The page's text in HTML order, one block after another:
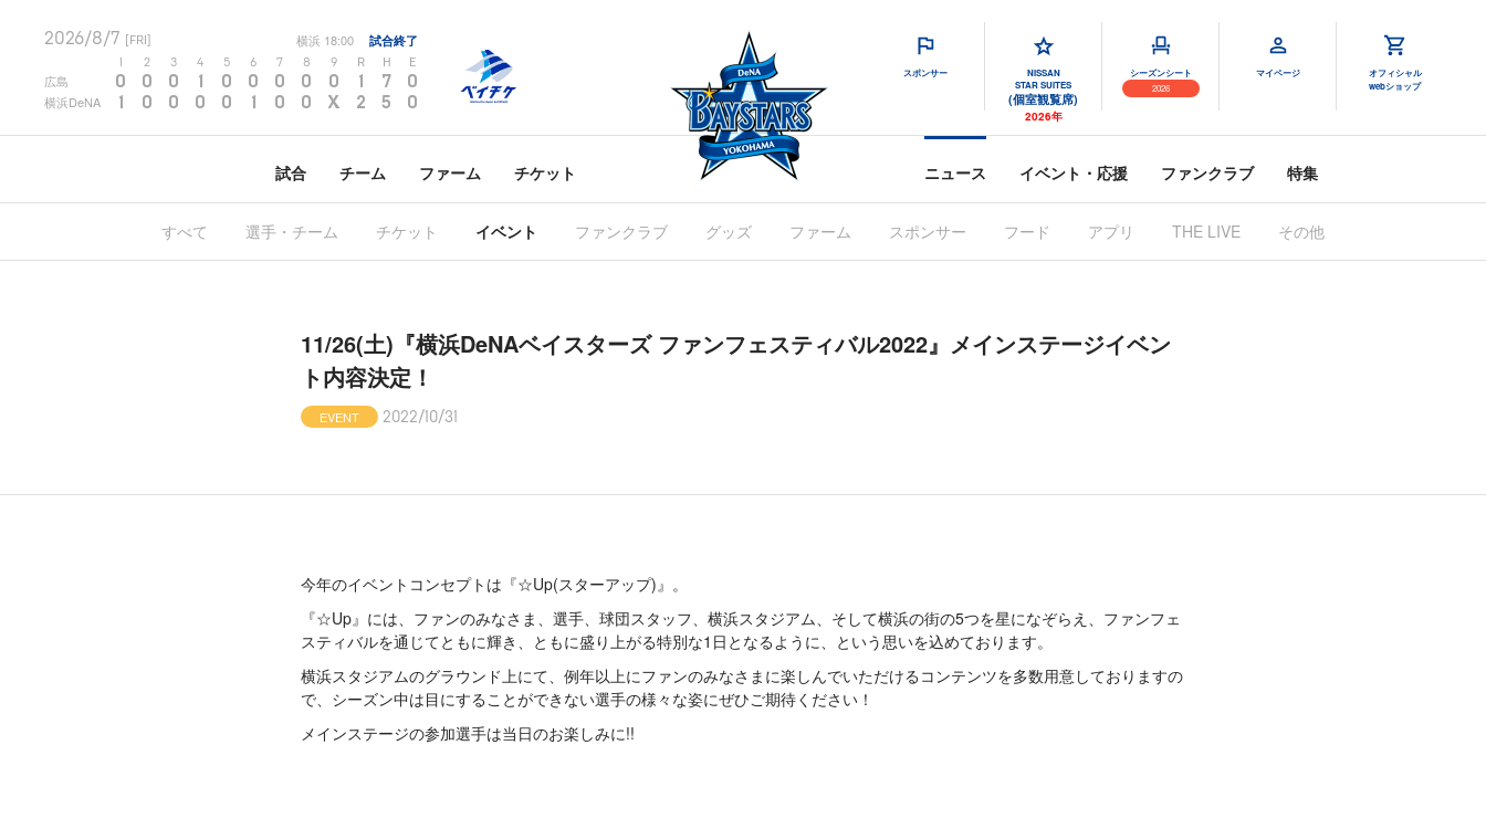
2026/8/7 [FRI] 横浜 18:00 試合終了
2 3 4 5 6 7 8 9 R H E
広島 0 0 0 1 0 0 0 0 0 1 7 0
横浜DeNA 1 0 0 0 0 1 0 0 X 2 5 0
スポンサー
NISSAN
STAR SUITES
(個室観覧席)
2026年
シーズンシート
2026
マイページ
オフィシャル
webショップ
試合 チーム ファーム チケット ニュース イベント・応援 ファンクラブ 特集
すべて 選手・チーム チケット イベント ファンクラブ グッズ ファーム スポンサー フード アプリ THE LIVE その他
11/26(土)『横浜DeNAベイスターズ ファンフェスティバル2022』メインステージイベン
ト内容決定！
EVENT 2022/10/31
今年のイベントコンセプトは『☆Up(スターアップ)』。
『☆Up』には、ファンのみなさま、選手、球団スタッフ、横浜スタジアム、そして横浜の街の5つを星になぞらえ、ファンフェ
スティバルを通じてともに輝き、ともに盛り上がる特別な1日となるように、という思いを込めております。
横浜スタジアムのグラウンド上にて、例年以上にファンのみなさまに楽しんでいただけるコンテンツを多数用意しておりますの
で、シーズン中は目にすることができない選手の様々な姿にぜひご期待ください！
メインステージの参加選手は当日のお楽しみに!!